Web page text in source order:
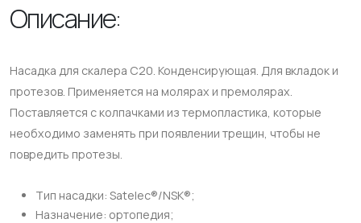
Описание:
Насадка для скалера C20. Конденсирующая. Для вкладок и
протезов. Применяется на молярах и премолярах.
Поставляется с колпачками из термопластика, которые
необходимо заменять при появлении трещин, чтобы не
повредить протезы.
Тип насадки: Satelec®/NSK®;
Назначение: ортопедия;